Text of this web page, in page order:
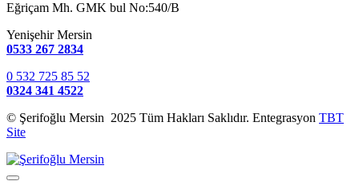
Eğriçam Mh. GMK bul No:540/B
Yenişehir Mersin
0533 267 2834
0 532 725 85 52
0324 341 4522
© Şerifoğlu Mersin 2025 Tüm Hakları Saklıdır. Entegrasyon TBT
Site